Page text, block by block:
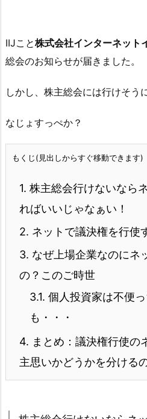
IIJこと株式会社インターネット
総会のお知らせが届きました。
しかし、株主総会には行けそう
なじょすっぺか？
もくじ(見出しからすぐ移動できます)
1. 株主総会行けないなら
ればいいじゃなぁい！
2. ネットで議決権を行使
3. なぜ上場企業なのにネ
の？このご時世
3.1. 個人投資家は不便
も・・・
4. まとめ：議決権行使の
主思いかどうかを分ける